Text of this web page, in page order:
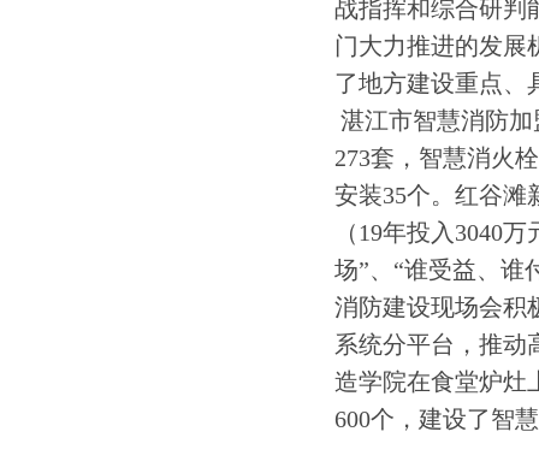
战指挥和综合研判
门大力推进的发展
了地方建设重点、
湛江市智慧消防
273套，智慧消火
安装35个。红谷滩
（19年投入3040
场”、“谁受益、谁
消防建设现场会积
系统分平台，推动
造学院在食堂炉灶
600个，建设了智